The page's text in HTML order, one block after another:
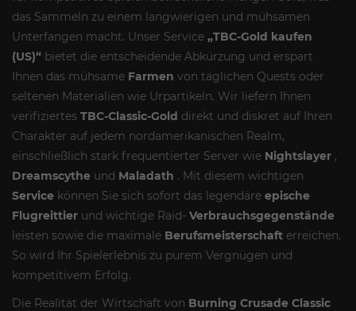
das Sammeln zu einem langwierigen und mühsamen
Unterfangen macht. Unser Service „TBC-Gold kaufen
(US)“ bietet die entscheidende Abkürzung und erspart
Ihnen das mühsame Farmen von täglichen Quests oder
seltenen Materialien wie Urpartikeln. Wir liefern Ihnen
verifiziertes TBC-Classic-Gold direkt und diskret auf Ihren
Charakter auf jedem nordamerikanischen Realm,
einschließlich stark frequentierter Server wie Nightslayer ,
Dreamscythe und Maladath . Mit diesem wichtigen
Service können Sie sich sofort das legendäre epische
Flugreittier und wichtige Raid- Verbrauchsgegenstände
leisten sowie die maximale Berufsmeisterschaft erreichen.
So wird Ihr Spielerlebnis zu purem Vergnügen und
kompetitivem Erfolg.
Die Realität der Wirtschaft von Burning Crusade Classic